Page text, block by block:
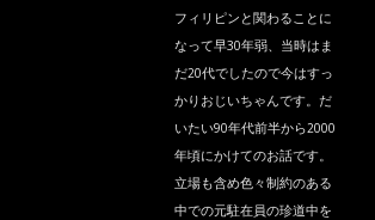
フィリピンと関わることに
なって早30年弱、当時はま
だ20代でしたので今はすっ
かりおじいちゃんです。だ
いたい90年代前半から2000
年頃にかけてのお話です。
立場も含め色々制約のある
中での元駐在員の珍道中を